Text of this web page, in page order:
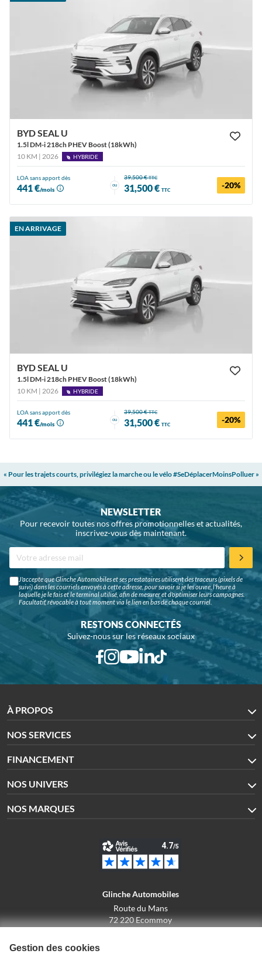
BYD SEAL U
1.5l DM-i 218ch PHEV Boost (18kWh)
10 KM | 2026
HYBRIDE
LOA sans apport dès
441 €/mois
ou
39,500 €TTC
31,500 € TTC -20%
EN ARRIVAGE
BYD SEAL U
1.5l DM-i 218ch PHEV Boost (18kWh)
10 KM | 2026
HYBRIDE
LOA sans apport dès
441 €/mois
ou
39,500 €TTC
31,500 € TTC -20%
« Pour les trajets courts, privilégiez la marche ou le vélo #SeDéplacerMoinsPolluer »
NEWSLETTER
Pour recevoir toutes nos offres promotionnelles et actualités,
inscrivez-vous dès maintenant.
J'accepte que Glinche Automobiles et ses prestataires utilisent des traceurs (pixels de
suivi) dans les courriels envoyés à cette adresse, pour savoir si je les ouvre, l'heure à
laquelle je le fais et le terminal utilisé, afin de mesurer et d'optimiser leurs campagnes.
Facultatif, révocable à tout moment via le lien en bas de chaque courriel.
RESTONS CONNECTÉS
Suivez-nous sur les réseaux sociaux
À PROPOS
NOS SERVICES
FINANCEMENT
NOS UNIVERS
NOS MARQUES
Glinche Automobiles
Route du Mans
72 220 Ecommoy
Gestion des cookies